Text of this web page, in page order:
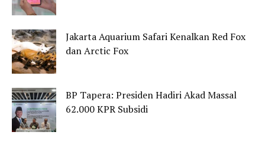
Jakarta Aquarium Safari Kenalkan Red Fox
dan Arctic Fox
BP Tapera: Presiden Hadiri Akad Massal
62.000 KPR Subsidi